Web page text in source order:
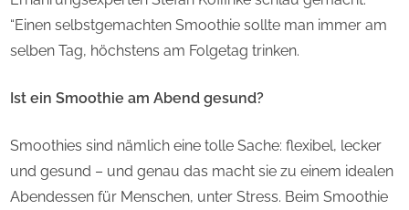
“Einen selbstgemachten Smoothie sollte man immer am
selben Tag, höchstens am Folgetag trinken.
Ist ein Smoothie am Abend gesund?
Smoothies sind nämlich eine tolle Sache: flexibel, lecker
und gesund – und genau das macht sie zu einem idealen
Abendessen für Menschen, unter Stress. Beim Smoothie